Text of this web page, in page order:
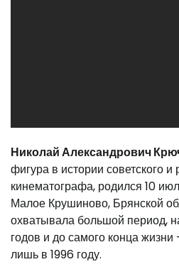
Николай Александрович
фигура в истории советского и
кинематографа, родился 10
Малое Крушиново, Брянской
охватывала большой период,
годов и до самого конца жизни
лишь в 1996 году.